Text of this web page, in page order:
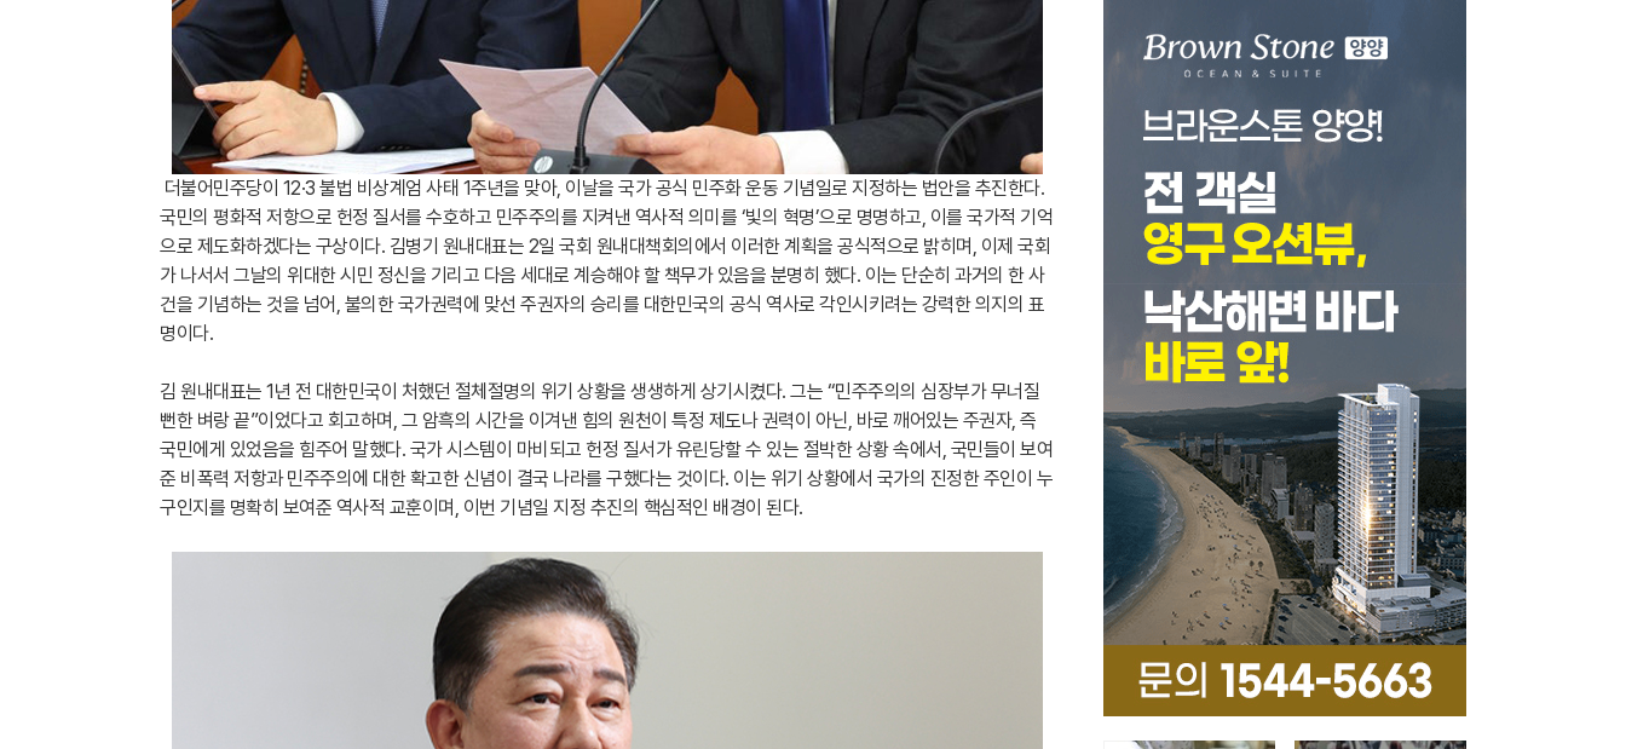
더불어민주당이 12·3 불법 비상계엄 사태 1주년을 맞아, 이날을 국가 공식 민주화 운동 기념일로 지정하는 법안을 추진한다.
국민의 평화적 저항으로 헌정 질서를 수호하고 민주주의를 지켜낸 역사적 의미를 ‘빛의 혁명’으로 명명하고, 이를 국가적 기억
으로 제도화하겠다는 구상이다. 김병기 원내대표는 2일 국회 원내대책회의에서 이러한 계획을 공식적으로 밝히며, 이제 국회
가 나서서 그날의 위대한 시민 정신을 기리고 다음 세대로 계승해야 할 책무가 있음을 분명히 했다. 이는 단순히 과거의 한 사
건을 기념하는 것을 넘어, 불의한 국가권력에 맞선 주권자의 승리를 대한민국의 공식 역사로 각인시키려는 강력한 의지의 표
명이다.
김 원내대표는 1년 전 대한민국이 처했던 절체절명의 위기 상황을 생생하게 상기시켰다. 그는 “민주주의의 심장부가 무너질
뻔한 벼랑 끝”이었다고 회고하며, 그 암흑의 시간을 이겨낸 힘의 원천이 특정 제도나 권력이 아닌, 바로 깨어있는 주권자, 즉
국민에게 있었음을 힘주어 말했다. 국가 시스템이 마비되고 헌정 질서가 유린당할 수 있는 절박한 상황 속에서, 국민들이 보여
준 비폭력 저항과 민주주의에 대한 확고한 신념이 결국 나라를 구했다는 것이다. 이는 위기 상황에서 국가의 진정한 주인이 누
구인지를 명확히 보여준 역사적 교훈이며, 이번 기념일 지정 추진의 핵심적인 배경이 된다.